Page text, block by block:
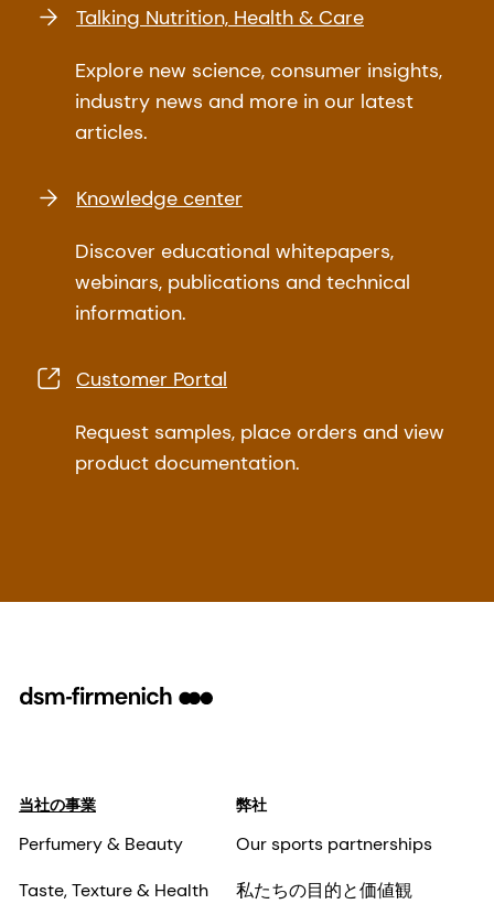
Talking Nutrition, Health & Care
Explore new science, consumer insights,
industry news and more in our latest
articles.
Knowledge center
Discover educational whitepapers,
webinars, publications and technical
information.
Customer Portal
Request samples, place orders and view
product documentation.
当社の事業
Perfumery & Beauty
Taste, Texture & Health
弊社
Our sports partnerships
私たちの目的と価値観